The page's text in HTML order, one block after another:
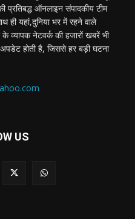
प्रतिबद्ध ऑनलाइन संपादकीय टीम
ही यहां,दुनिया भर में रहने वाले
के व्यापक नेटवर्क की हजारों खबरें भी
होती है, जिससे हर बड़ी घटना
US